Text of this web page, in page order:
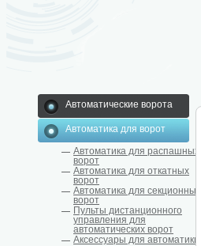
Автоматические ворота
Автоматика для ворот
Автоматика для распашных
ворот
Автоматика для откатных
ворот
Автоматика для секционных
ворот
Пульты дистанционного
управления для
автоматических ворот
Аксессуары для автоматики